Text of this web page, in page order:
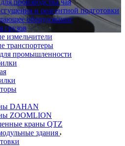
производства чая
и реагентной подготовки
оборудование
грузов
транспортеры
промышленности
DAHAN
ZOOMLION
краны QTZ
здания